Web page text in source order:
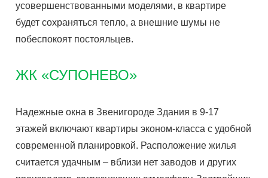
усовершенствованными моделями, в квартире
будет сохраняться тепло, а внешние шумы не
побеспокоят постояльцев.
ЖК «СУПОНЕВО»
Надежные окна в Звенигороде Здания в 9-17
этажей включают квартиры эконом-класса с удобной
современной планировкой. Расположение жилья
считается удачным – вблизи нет заводов и других